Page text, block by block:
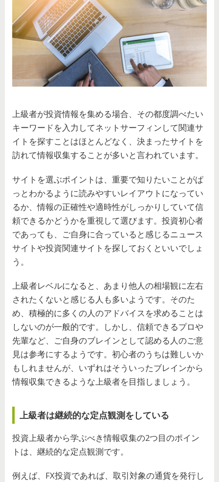
上級者が投資情報を集める場合、その都度調べたい
キーワードを入力してネットサーフィンして関連サ
イトを探すことはほとんどなく、決まったサイトを
訪れて情報収集することが多いと言われています。
サイトを選ぶポイントは、重要で知りたいことがぱ
っとわかるように読みやすいレイアウトになってい
るか、情報の正確性や適時性がしっかりしていて信
頼できるかどうかを重視して選びます。投資初心者
であっても、ご自身に合っていると感じるニュース
サイトや投資関連サイトを探しておくといいでしょ
う。
上級者レベルになると、あまり他人の相場観に左右
されたくないと感じる人も多いようです。そのた
め、積極的に多くの人のアドバイスを求めることは
しないのが一般的です。しかし、信頼できるプロや
先輩など、ご自身のブレインとして認める人のご意
見は参考にするようです。初心者のうちは難しいか
もしれませんが、いずれはそういったブレインから
情報収集できるような上級者を目指しましょう。
上級者は継続的な定点観測をしている
投資上級者から学ぶべき情報収集の2つ目のポイン
トは、継続的な定点観測です。
例えば、FX投資であれば、取引対象の通貨を発行し